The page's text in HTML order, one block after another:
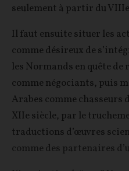
seulement à partir du
Il faut ensuite situer les
comme désireux de
les Normands en quête de
comme négociants, puis
Arabes comme chasseurs
XIIe siècle, par le
traductions d’œuvres
comme des partenaires